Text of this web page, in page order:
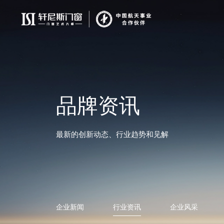
品牌资讯
最新的创新动态、行业趋势和见解
企业新闻 行业资讯 企业风采